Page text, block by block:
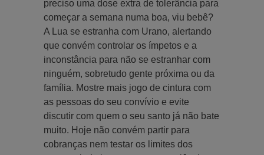
preciso uma dose extra de tolerância para
começar a semana numa boa, viu bebê?
A Lua se estranha com Urano, alertando
que convém controlar os ímpetos e a
inconstância para não se estranhar com
ninguém, sobretudo gente próxima ou da
família. Mostre mais jogo de cintura com
as pessoas do seu convívio e evite
discutir com quem o seu santo já não bate
muito. Hoje não convém partir para
cobranças nem testar os limites dos